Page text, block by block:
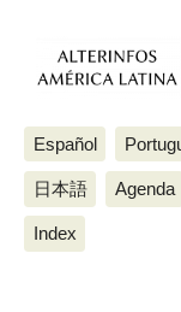
Español
日本語 Agenda
Index